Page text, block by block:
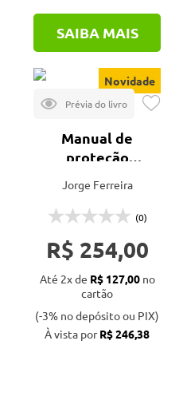
SAIBA MAIS
Novidade
Manual de
proteção
agricultura
biológica
Jorge Ferreira
(0)
R$ 254,00
Até 2x de R$ 127,00no
cartão
(-3% no depósito ou PIX)
À vista porR$ 246,38